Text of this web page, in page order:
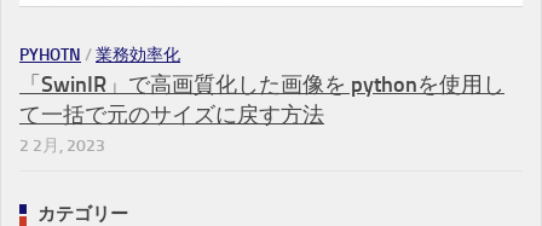
PYHOTN /業務効率化
「SwinIR」で高画質化した画像を pythonを使用し
て一括で元のサイズに戻す方法
2 2月, 2023
カテゴリー